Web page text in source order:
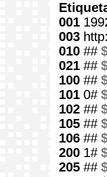
001
003
010 ##
021 ##
100 ##
101 0#
102 ##
105 ##
106 ##
200 1#
205 ##